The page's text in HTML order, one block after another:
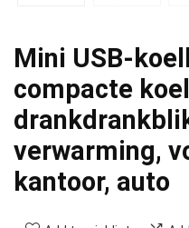
Mini USB-
compacte
verwarming,
kantoor, auto